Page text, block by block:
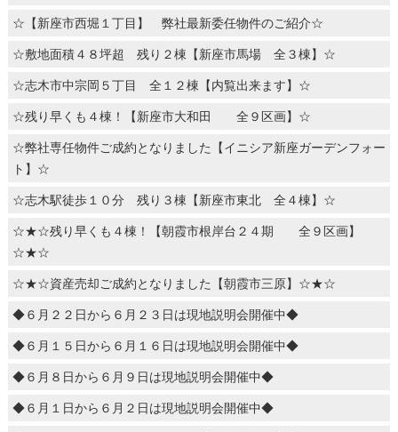
☆【新座市西堀１丁目】 弊社最新委任物件のご紹介☆
☆敷地面積４８坪超 残り２棟【新座市馬場 全３棟】☆
☆志木市中宗岡５丁目 全１２棟【内覧出来ます】☆
☆残り早くも４棟！【新座市大和田 全９区画】☆
☆弊社専任物件ご成約となりました【イニシア新座ガーデンフォー
ト】☆
☆志木駅徒歩１０分 残り３棟【新座市東北 全４棟】☆
☆★☆残り早くも４棟！【朝霞市根岸台２４期 全９区画】
☆★☆
☆★☆資産売却ご成約となりました【朝霞市三原】☆★☆
◆６月２２日から６月２３日は現地説明会開催中◆
◆６月１５日から６月１６日は現地説明会開催中◆
◆６月８日から６月９日は現地説明会開催中◆
◆６月１日から６月２日は現地説明会開催中◆